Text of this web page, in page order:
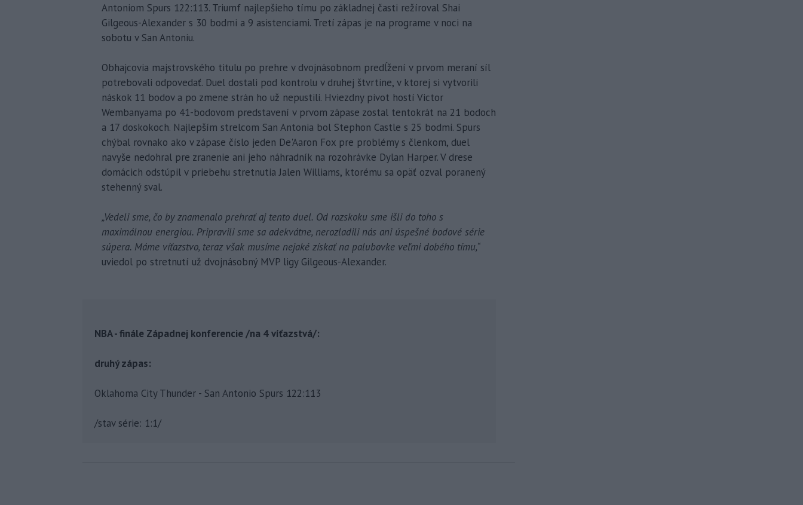
Antoniom Spurs 122:113. Triumf najlepšieho tímu po základnej časti režíroval Shai
Gilgeous-Alexander s 30 bodmi a 9 asistenciami. Tretí zápas je na programe v noci na
sobotu v San Antoniu.
Obhajcovia majstrovského titulu po prehre v dvojnásobnom predĺžení v prvom meraní síl
potrebovali odpovedať. Duel dostali pod kontrolu v druhej štvrtine, v ktorej si vytvorili
náskok 11 bodov a po zmene strán ho už nepustili. Hviezdny pivot hostí Victor
Wembanyama po 41-bodovom predstavení v prvom zápase zostal tentokrát na 21 bodoch
a 17 doskokoch. Najlepším strelcom San Antonia bol Stephon Castle s 25 bodmi. Spurs
chýbal rovnako ako v zápase číslo jeden De'Aaron Fox pre problémy s členkom, duel
navyše nedohral pre zranenie ani jeho náhradník na rozohrávke Dylan Harper. V drese
domácich odstúpil v priebehu stretnutia Jalen Williams, ktorému sa opäť ozval poranený
stehenný sval.
„Vedeli sme, čo by znamenalo prehrať aj tento duel. Od rozskoku sme išli do toho s
maximálnou energiou. Pripravili sme sa adekvátne, nerozladili nás ani úspešné bodové série
súpera. Máme víťazstvo, teraz však musíme nejaké získať na palubovke veľmi dobého tímu,“
uviedol po stretnutí už dvojnásobný MVP ligy Gilgeous-Alexander.
NBA - finále Západnej konferencie /na 4 víťazstvá/:
druhý zápas:
Oklahoma City Thunder - San Antonio Spurs 122:113
/stav série: 1:1/